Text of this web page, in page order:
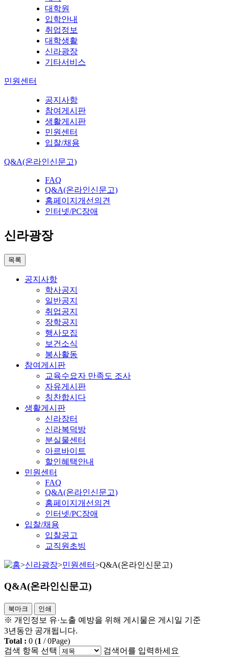
대학원
입학안내
취업정보
대학생활
신라광장
기타서비스
민원센터
공지사항
참여게시판
생활게시판
민원센터
입찰/채용
Q&A(온라인신문고)
FAQ
Q&A(온라인신문고)
홈페이지개선의견
인터넷/PC장애
신라광장
목록
공지사항
학사공지
일반공지
취업공지
장학공지
행사모집
보건소식
봉사활동
참여게시판
교육수요자 만족도 조사
자유게시판
칭찬합시다
생활게시판
신라장터
신라복덕방
분실물센터
아르바이트
할인혜택안내
민원센터
FAQ
Q&A(온라인신문고)
홈페이지개선의견
인터넷/PC장애
입찰/채용
입찰공고
교직원초빙
>신라광장>민원센터>Q&A(온라인신문고)
Q&A(온라인신문고)
북마크 인쇄
※ 개인정보 유·노출 예방을 위해 게시물은 게시일 기준
3년동안 공개됩니다.
Total : 0 (1 /0Page)
검색 항목 선택
검색어를 입력하세요